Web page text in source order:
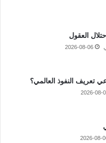
العقول
2026-08-06
تعريف النفوذ العالمي؟
2026-08-
2026-08-